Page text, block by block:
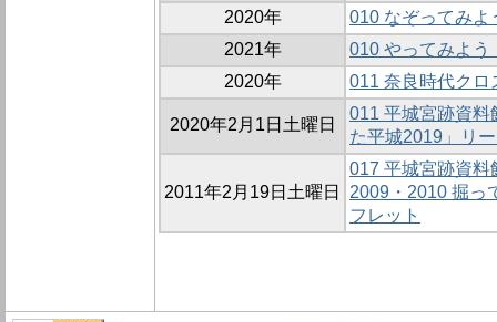
2020年
010 なぞってみよ
2021年
010 やってみよう
2020年
011 奈良時代クロ
2020年2月1日土曜日
011 平城宮跡資料
た平城2019」リ
2011年2月19日土曜日
017 平城宮跡資料
2009・2010 掘っ
フレット